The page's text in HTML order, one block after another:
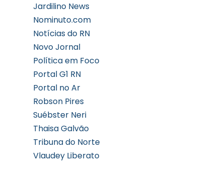
Jardilino News
Nominuto.com
Notícias do RN
Novo Jornal
Política em Foco
Portal G1 RN
Portal no Ar
Robson Pires
Suébster Neri
Thaisa Galvão
Tribuna do Norte
Vlaudey Liberato